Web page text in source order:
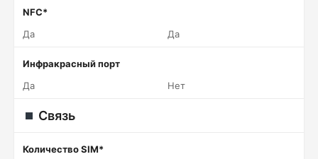
NFC*
Да
Да
Инфракрасный порт
Да
Нет
Связь
Количество SIM*